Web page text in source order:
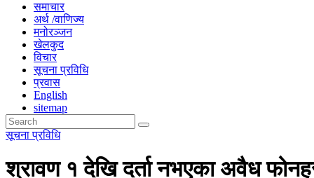
समाचार
अर्थ /वाणिज्य
मनोरञ्जन
खेलकुद
विचार
सूचना प्रविधि
प्रवास
English
sitemap
सूचना प्रविधि
श्रावण १ देखि दर्ता नभएका अवैध